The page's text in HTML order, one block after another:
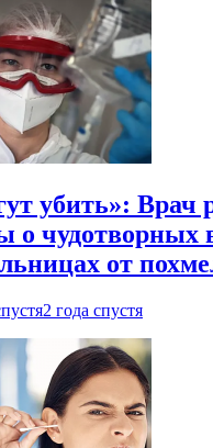
убить»: Врач
о чудотворных
от
2 года спустя